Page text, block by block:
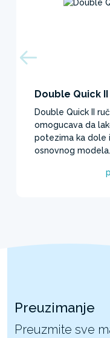
Double Quick
Double Quick II
omogucava da
potezima ka dole
osnovnog modela.​
Preuzimanje
Preuzmite sve